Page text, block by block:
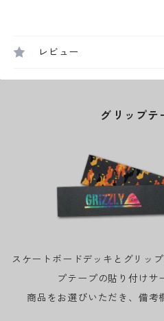
レビュー
グリップテ
スケートボードデッキとグリッ
プテープの貼り付けサ
商品をお選びいただき、備考